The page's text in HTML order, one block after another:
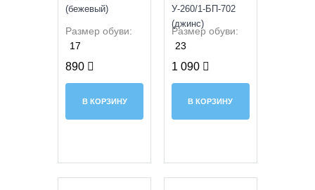
(бежевый)
Размер обуви:
17
890
В КОРЗИНУ
У-260/1-БП-702
(джинс)
Размер обуви:
23
1 090
В КОРЗИНУ